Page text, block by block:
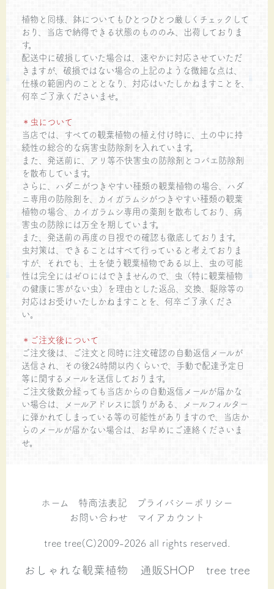
植物と同様、鉢についてもひとつひとつ厳しくチェックして
おり、当店で納得できる状態のもののみ、出荷しておりま
す。
配送中に破損していた場合は、速やかに対応させていただ
きますが、破損ではない場合の上記のような微細な点は、
仕様の範囲内のこととなり、対応はいたしかねますことを、
何卒ご了承くださいませ。
＊虫について
当店では、すべての観葉植物の植え付け時に、土の中に持
続性の総合的な病害虫防除剤を入れています。
また、発送前に、アリ等不快害虫の防除剤とコバエ防除剤
を散布しています。
さらに、ハダニがつきやすい種類の観葉植物の場合、ハダ
ニ専用の防除剤を、カイガラムシがつきやすい種類の観葉
植物の場合、カイガラムシ専用の薬剤を散布しており、病
害虫の防除には万全を期しています。
また、発送前の再度の目視での確認も徹底しております。
虫対策は、できることはすべて行っていると考えておりま
すが、それでも、土を使う観葉植物である以上、虫の可能
性は完全にはゼロにはできませんので、虫（特に観葉植物
の健康に害がない虫）を理由とした返品、交換、駆除等の
対応はお受けいたしかねますことを、何卒ご了承くださ
い。
＊ご注文後について
ご注文後は、ご注文と同時に注文確認の自動返信メールが
送信され、その後24時間以内くらいで、手動で配達予定日
等に関するメールを送信しております。
ご注文後数分経っても当店からの自動返信メールが届かな
い場合は、メールアドレスに誤りがある、メールフィルター
に弾かれてしまっている等の可能性がありますので、当店か
らのメールが届かない場合は、お早めにご連絡くださいま
せ。
ホーム 特商法表記
プライバシーポリシー
お問い合わせ
マイアカウント
tree tree(C)2009-2026 all rights reserved.
おしゃれな観葉植物 通販SHOP tree tree